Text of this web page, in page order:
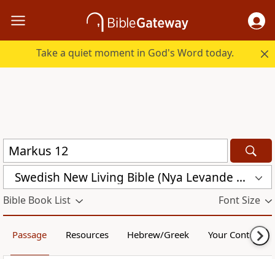
Take a quiet moment in God's Word today.
Swedish New Living Bible (Nya Levande Bibeln) (SVL)
Bible Book List Font Size
Passage Resources Hebrew/Greek Your Content